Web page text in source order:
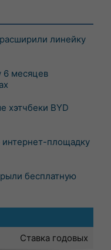
линейку
6 месяцев
хэтчбеки BYD
интернет-площадку
бесплатную
Ставка годовых